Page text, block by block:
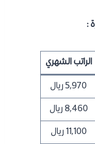
:
الراتب الشهري
5,970 ريال
8,460 ريال
11,100 ريال